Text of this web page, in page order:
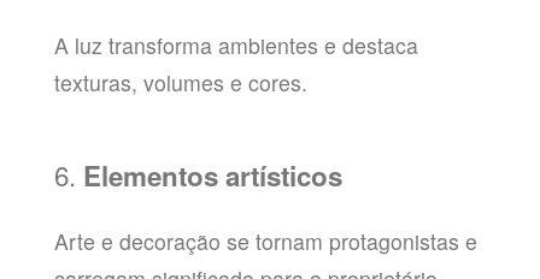
A luz transforma ambientes e destaca
texturas, volumes e cores.
6. Elementos artísticos
Arte e decoração se tornam protagonistas e